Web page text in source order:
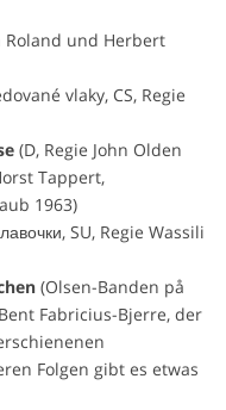
Roland und Herbert
vlaky, CS, Regie
(D, Regie John Olden
Tappert,
1963)
SU, Regie Wassili
(Olsen-Banden på
Fabricius-Bjerre, der
Folgen gibt es etwas